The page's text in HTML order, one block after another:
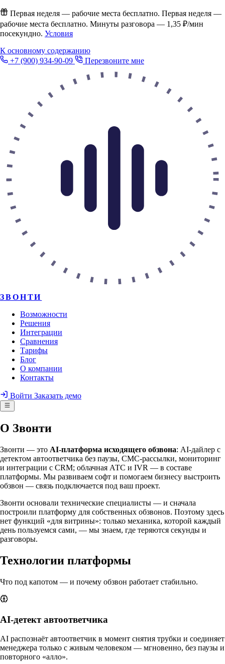
Первая неделя — рабочие места бесплатно. Первая неделя —
рабочие места бесплатно. Минуты разговора — 1,35 ₽/мин
посекундно. Условия
К основному содержанию
+7 (900) 934-90-09
Перезвоните мне
ЗВОНТИ
Возможности
Решения
Интеграции
Сравнения
Тарифы
Блог
О компании
Контакты
Войти Заказать демо
О Звонти
Звонти — это AI-платформа исходящего обзвона: AI-дайлер с
детектом автоответчика без паузы, СМС-рассылки, мониторинг
и интеграции с CRM; облачная АТС и IVR — в составе
платформы. Мы развиваем софт и помогаем бизнесу выстроить
обзвон — связь подключается под ваш проект.
Звонти основали технические специалисты — и сначала
построили платформу для собственных обзвонов. Поэтому здесь
нет функций «для витрины»: только механика, которой каждый
день пользуемся сами, — мы знаем, где теряются секунды и
разговоры.
Технологии платформы
Что под капотом — и почему обзвон работает стабильно.
AI-детект автоответчика
AI распознаёт автоответчик в момент снятия трубки и соединяет
менеджера только с живым человеком — мгновенно, без паузы и
повторного «алло».